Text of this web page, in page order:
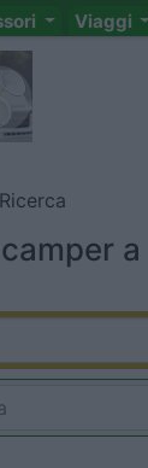
Viaggi
Ricerca